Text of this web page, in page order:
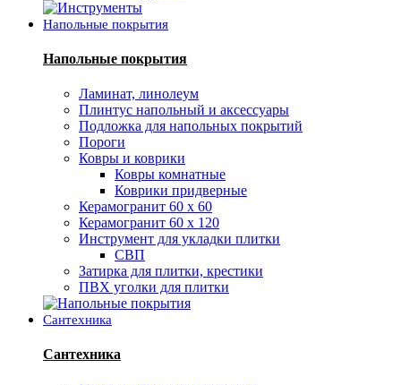
Напольные покрытия
Напольные покрытия
Ламинат, линолеум
Плинтус напольный и аксессуары
Подложка для напольных покрытий
Пороги
Ковры и коврики
Ковры комнатные
Коврики придверные
Керамогранит 60 х 60
Керамогранит 60 х 120
Инструмент для укладки плитки
СВП
Затирка для плитки, крестики
ПВХ уголки для плитки
Сантехника
Сантехника